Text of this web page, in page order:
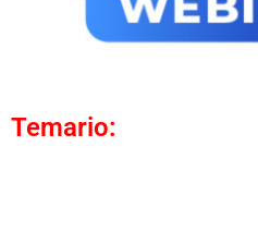
Temario: